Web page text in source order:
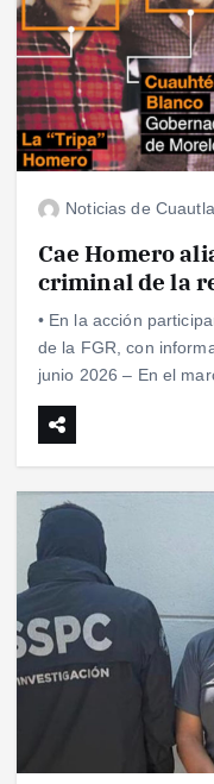
Noticias de Cuautla
Cae Homero
criminal de la
• En la acción
de la FGR, con
junio 2026 – En el